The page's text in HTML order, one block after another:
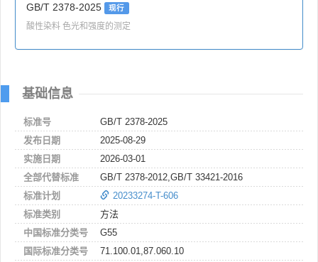
GB/T 2378-2025 现行
酸性染料 色光和强度的测定
基础信息
标准号
GB/T 2378-2025
发布日期
2025-08-29
实施日期
2026-03-01
全部代替标准
GB/T 2378-2012,GB/T 33421-2016
标准计划
20233274-T-606
标准类别
方法
中国标准分类号
G55
国际标准分类号
71.100.01,87.060.10